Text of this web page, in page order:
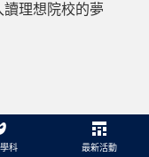
理想院校的夢
科 最新活動